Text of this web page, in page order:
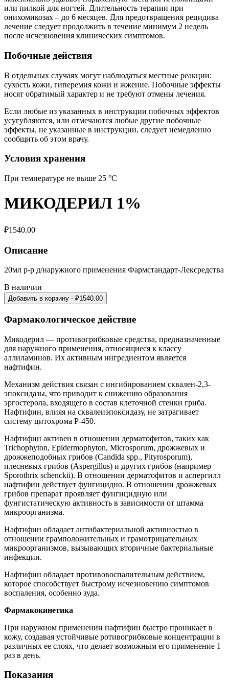
или пилкой для ногтей. Длительность терапии при
онихомикозах – до 6 месяцев. Для предотвращения рецидива
лечение следует продолжить в течение минимум 2 недель
после исчезновения клинических симптомов.
Побочные действия
В отдельных случаях могут наблюдаться местные реакции:
сухость кожи, гиперемия кожи и жжение. Побочные эффекты
носят обратимый характер и не требуют отмены лечения.
Если любые из указанных в инструкции побочных эффектов
усугубляются, или отмечаются любые другие побочные
эффекты, не указанные в инструкции, следует немедленно
сообщить об этом врачу.
Условия хранения
При температуре не выше 25 °C
МИКОДЕРИЛ 1%
₽1540.00
Описание
20мл р-р д/наружного применения Фармстандарт-Лексредства
В наличии
Добавить в корзину - ₽1540.00
Фармакологическое действие
Микодерил — противогрибковые средства, предназначенные
для наружного применения, относящиеся к классу
аллиламинов. Их активным ингредиентом является
нафтифин.
Механизм действия связан с ингибированием сквален-2,3-
эпоксидазы, что приводит к снижению образования
эргостерола, входящего в состав клеточной стенки гриба.
Нафтифин, влияя на сквалеиэпоксидазу, не затрагивает
систему цитохрома Р-450.
Нафтифин активен в отношении дерматофитов, таких как
Trichophyton, Epidermophyton, Microsporum, дрожжевых и
дрожжеподобных грибов (Candida spp., Pityrosporum),
плесневых грибов (Aspergillus) и других грибов (например
Sporothrix schenckii). В отношении дерматофитов и аспергилл
нафтифин действует фунгицидно. В отношении дрожжевых
грибов препарат проявляет фунгицидную или
фунгистатическую активность в зависимости от штамма
микроорганизма.
Нафтифин обладает антибактериальной активностью в
отношении грамположительных и грамотрицательных
микроорганизмов, вызывающих вторичные бактериальные
инфекции.
Нафтифин обладает противовоспалительным действием,
которое способствует быстрому исчезновению симптомов
воспаления, особенно зуда.
Фармакокинетика
При наружном применении нафтифин быстро проникает в
кожу, создавая устойчивые ротивогрибковые концентрации в
различных ее слоях, что делает возможным его применение 1
раз в день.
Показания